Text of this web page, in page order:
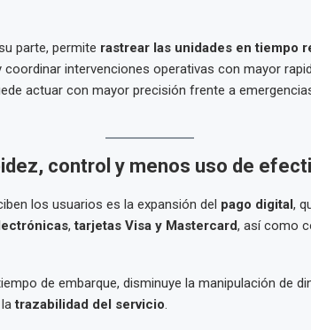
parte, permite rastrear las unidades en tiempo
intervenciones operativas con mayor
actuar con mayor precisión frente a
control y menos uso de
los usuarios es la expansión del pago digital,
,tarjetas Visa y Mastercard, así como
de embarque, disminuye la manipulación de
latrazabilidad del servicio.